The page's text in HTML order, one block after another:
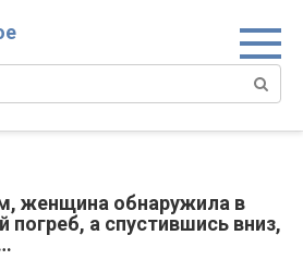
женщина обнаружила в
а спустившись вниз,